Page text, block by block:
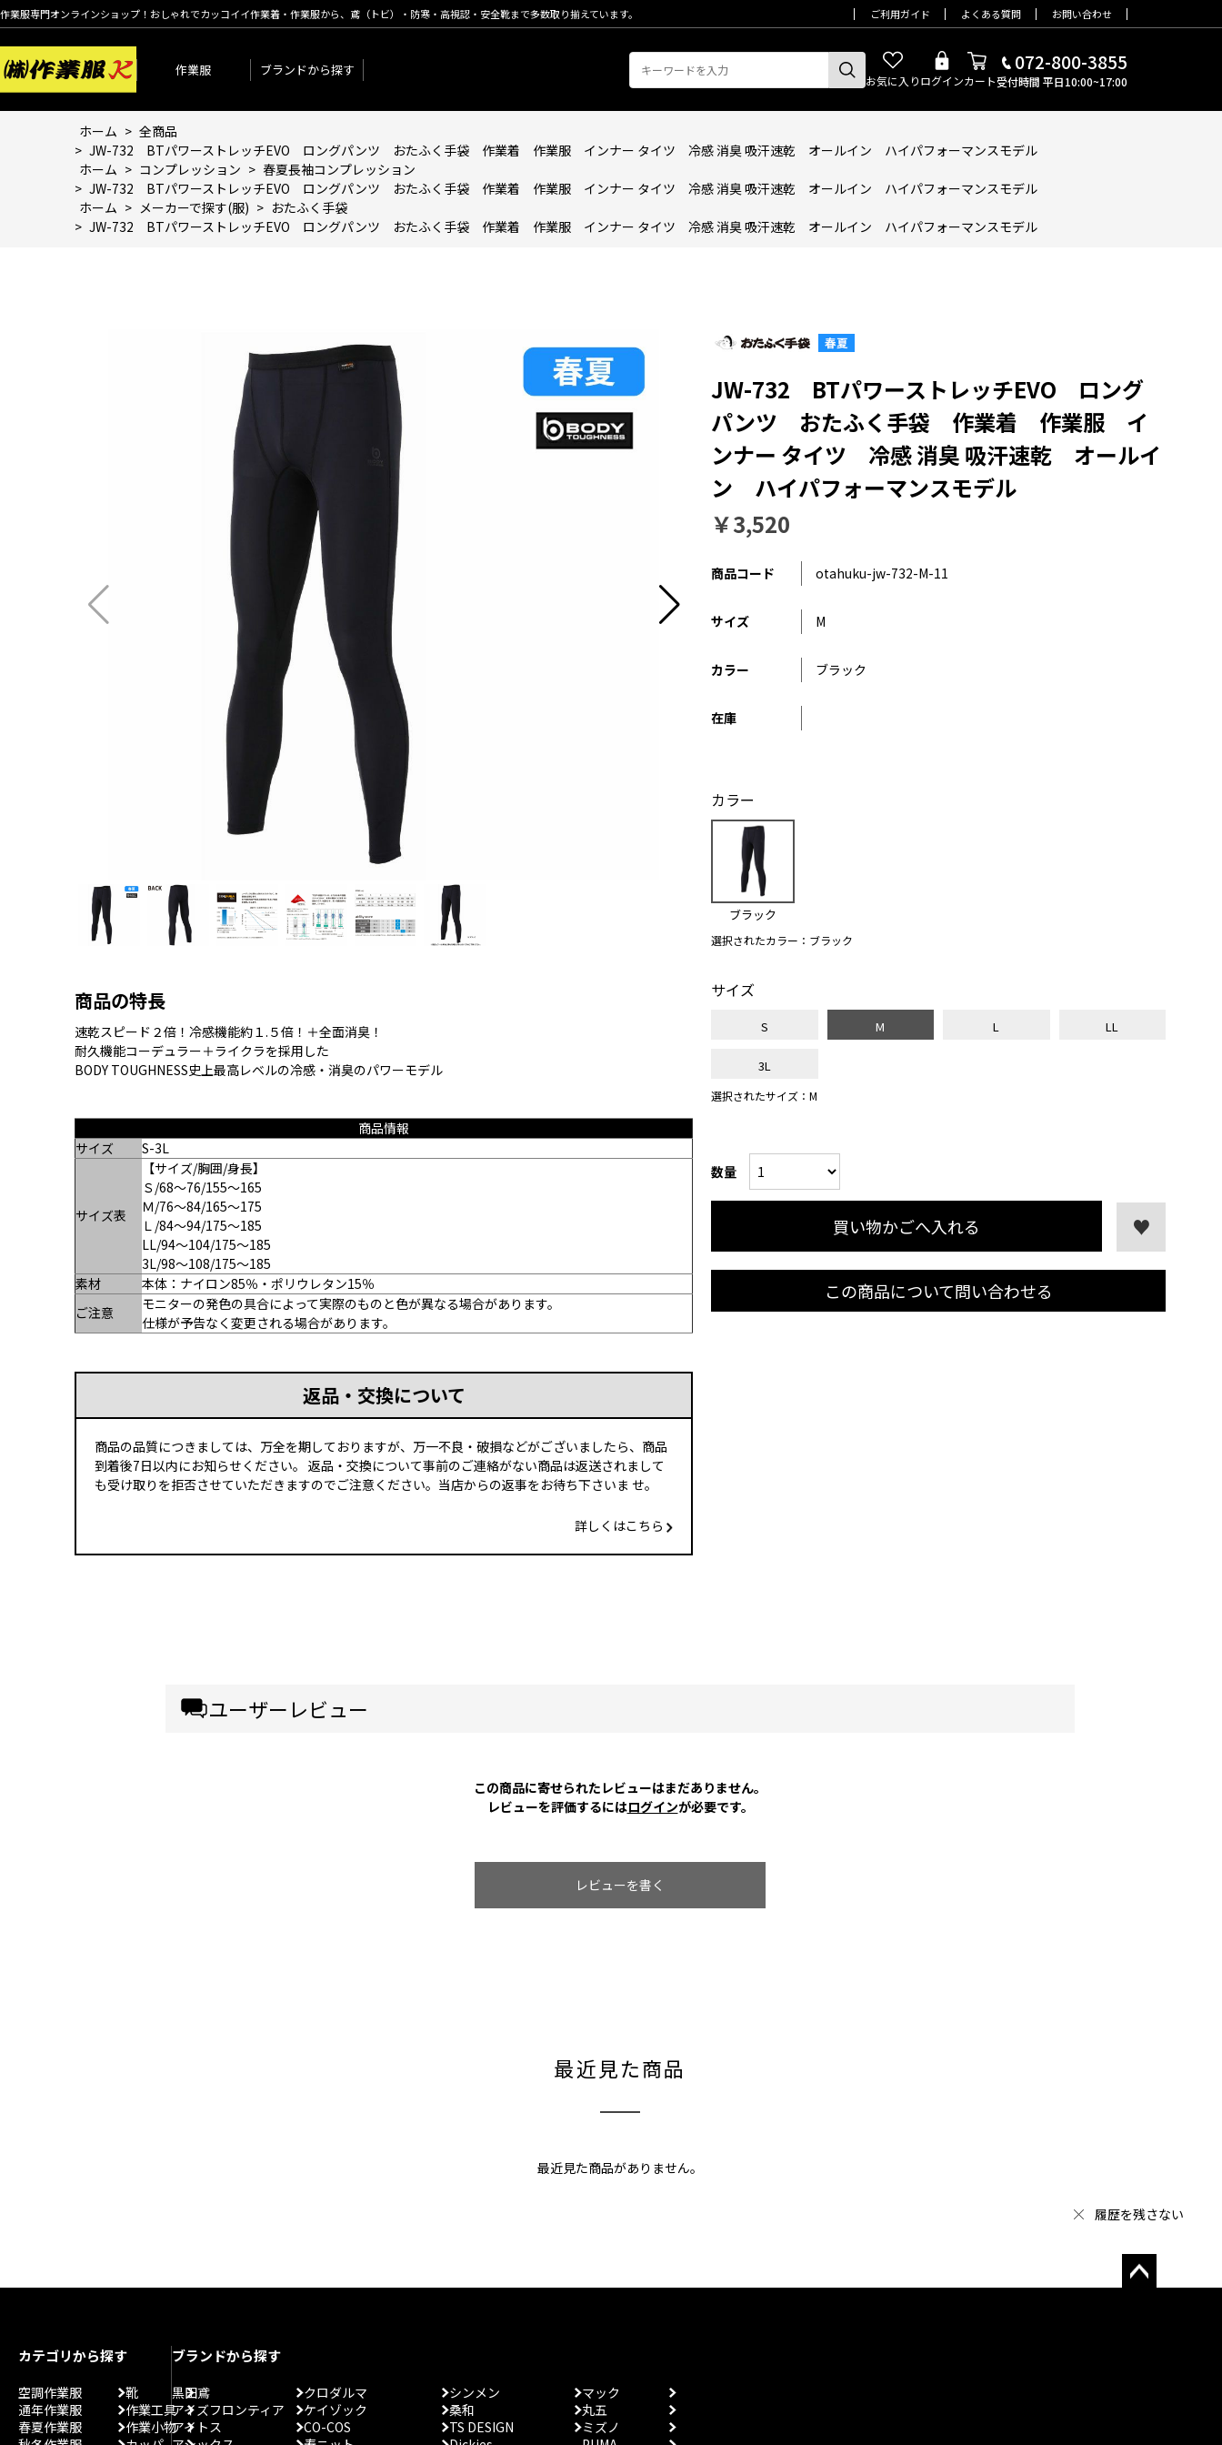
作業服専門オンラインショップ！おしゃれでカッコイイ作業着・作業服から、鳶（トビ）・防寒・高視認・安全靴まで多数取り揃えています。 ご利用ガイド よくある質問 お問い合わせ
作業服 ブランドから探す
お気に入りログインカート
072-800-3855
受付時間 平日10:00~17:00
ホーム > 全商品
> JW-732 BTパワーストレッチEVO ロングパンツ おたふく手袋 作業着 作業服 インナー タイツ 冷感 消臭 吸汗速乾 オールイン ハイパフォーマンスモデル
ホーム > コンプレッション > 春夏長袖コンプレッション
> JW-732 BTパワーストレッチEVO ロングパンツ おたふく手袋 作業着 作業服 インナー タイツ 冷感 消臭 吸汗速乾 オールイン ハイパフォーマンスモデル
ホーム > メーカーで探す(服) > おたふく手袋
> JW-732 BTパワーストレッチEVO ロングパンツ おたふく手袋 作業着 作業服 インナー タイツ 冷感 消臭 吸汗速乾 オールイン ハイパフォーマンスモデル
商品の特長
速乾スピード２倍！冷感機能約１.５倍！＋全面消臭！
耐久機能コーデュラー＋ライクラを採用した
BODY TOUGHNESS史上最高レベルの冷感・消臭のパワーモデル
商品情報
サイズ
S-3L
サイズ表
【サイズ/胸囲/身長】
Ｓ/68～76/155〜165
Ｍ/76～84/165〜175
Ｌ/84～94/175〜185
LL/94～104/175〜185
3L/98～108/175〜185
素材
本体：ナイロン85％・ポリウレタン15％
ご注意
モニターの発色の具合によって実際のものと色が異なる場合があります。
仕様が予告なく変更される場合があります。
返品・交換について
商品の品質につきましては、万全を期しておりますが、万一不良・破損などがございましたら、商品
到着後7日以内にお知らせください。 返品・交換について事前のご連絡がない商品は返送されまして
も受け取りを拒否させていただきますのでご注意ください。当店からの返事をお待ち下さいま せ。
詳しくはこちら
JW-732 BTパワーストレッチEVO ロング
パンツ おたふく手袋 作業着 作業服 イ
ンナー タイツ 冷感 消臭 吸汗速乾 オールイ
ン ハイパフォーマンスモデル
￥3,520
商品コード otahuku-jw-732-M-11
サイズ M
カラー ブラック
在庫
カラー
ブラック
選択されたカラー：ブラック
サイズ
S M L LL
3L
選択されたサイズ：M
数量
買い物かごへ入れる
この商品について問い合わせる
ユーザーレビュー
この商品に寄せられたレビューはまだありません。
レビューを評価するにはログインが必要です。
レビューを書く
最近見た商品
最近見た商品がありません。
履歴を残さない
カテゴリから探す
空調作業服
通年作業服
春夏作業服
靴
作業工具
作業小物
ブランドから探す
黒田鳶
アイズフロンティア
アイトス
クロダルマ
ケイゾック
CO-COS
シンメン
桑和
TS DESIGN
マック
丸五
ミズノ